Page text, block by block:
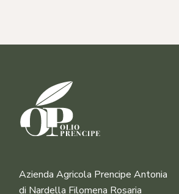
Azienda Agricola Prencipe Antonia
di Nardella Filomena Rosaria